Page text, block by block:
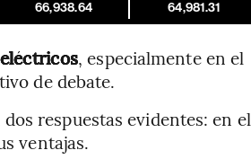
66,938.64 64,981.31
, especialmente en el
de debate.
respuestas evidentes: en el
ventajas.